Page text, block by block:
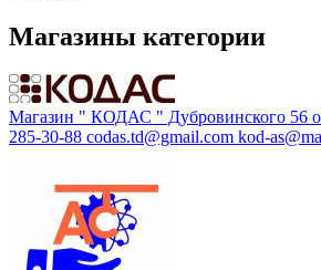
Магазины категории
Магазин " КОДАС " Дубровинского 56
285-30-88 codas.td@gmail.com kod-